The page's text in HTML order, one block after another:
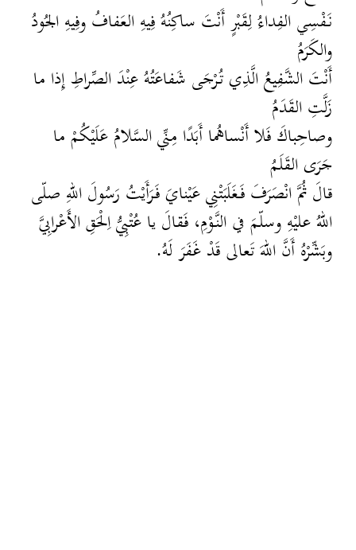
نَفْسِي الفِداءُ لِقَبْرٍ أَنْتَ ساكِنُهُ فِيهِ العَفافُ وفِيهِ الجُودُ
والكَرَمُ
أَنْتَ الشَّفِيعُ الَّذِي تُرْجَى شَفاعَتُهُ عِنْدَ الصِّراطِ إِذا ما
زَلَّتِ القَدَمُ
وصاحِباكَ فَلا أَنْساهُما أَبَدًا مِنِّي السَّلامُ عَلَيْكُمْ ما
جَرَى القَلَمُ
قالَ ثُمَّ انْصَرَفَ فَغَلَبَتْنِي عَيْنايَ فَرَأَيْتُ رَسُولَ اللهِ صلّى
اللهُ عليْهِ وسلّمَ في النَّوْمِ، فَقالَ يا عُتْبِيُّ اِلْحَقِ الأَعْرابِيَّ
وبَشِّرْهُ أَنَّ اللهَ تَعالى قَدْ غَفَرَ لَهُ.